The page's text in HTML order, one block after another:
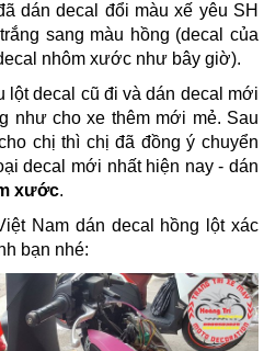
dán decal đổi màu xế yêu SH
sang màu hồng (decal của
nhôm xước như bây giờ).
lột decal cũ đi và dán decal mới
như cho xe thêm mới mẻ. Sau
chị thì chị đã đồng ý chuyển
decal mới nhất hiện nay - dán
xước.
Nam dán decal hồng lột xác
bạn nhé: